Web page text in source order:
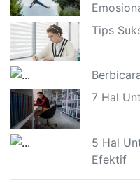
Tips
7 Hal
5 Hal
Efektif